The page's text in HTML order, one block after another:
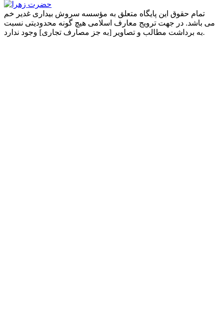
تمام حقوق این پایگاه متعلق به مؤسسه سروش بیداری غدیر خم
می باشد. در جهت ترویج معارف اسلامی هیچ گونه محدودیتی نسبت
به برداشت مطالب و تصاویر [به جز مصارف تجاری] وجود ندارد.